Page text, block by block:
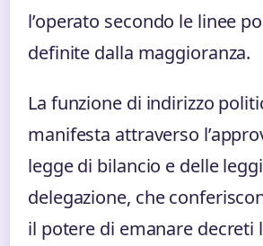
l’operato secondo le linee
definite dalla maggioranza.
La funzione di indirizzo
manifesta attraverso
legge di bilancio e delle
delegazione, che
il potere di emanare decreti